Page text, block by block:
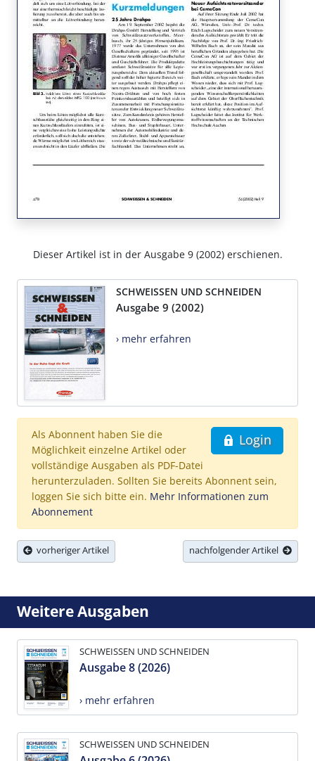
Dieser Artikel ist in der Ausgabe 9 (2002) erschienen.
SCHWEISSEN UND SCHNEIDEN
Ausgabe 9 (2002)
› mehr erfahren
Login
Als Abonnent haben Sie die
Möglichkeit einzelne Artikel oder
vollständige Ausgaben als PDF-Datei
herunterzuladen. Sollten Sie bereits Abonnent sein,
loggen Sie sich bitte ein. Mehr Informationen zum
Abonnement
vorheriger Artikel nachfolgender Artikel
Weitere Ausgaben
SCHWEISSEN UND SCHNEIDEN
Ausgabe 8 (2026)
› mehr erfahren
SCHWEISSEN UND SCHNEIDEN